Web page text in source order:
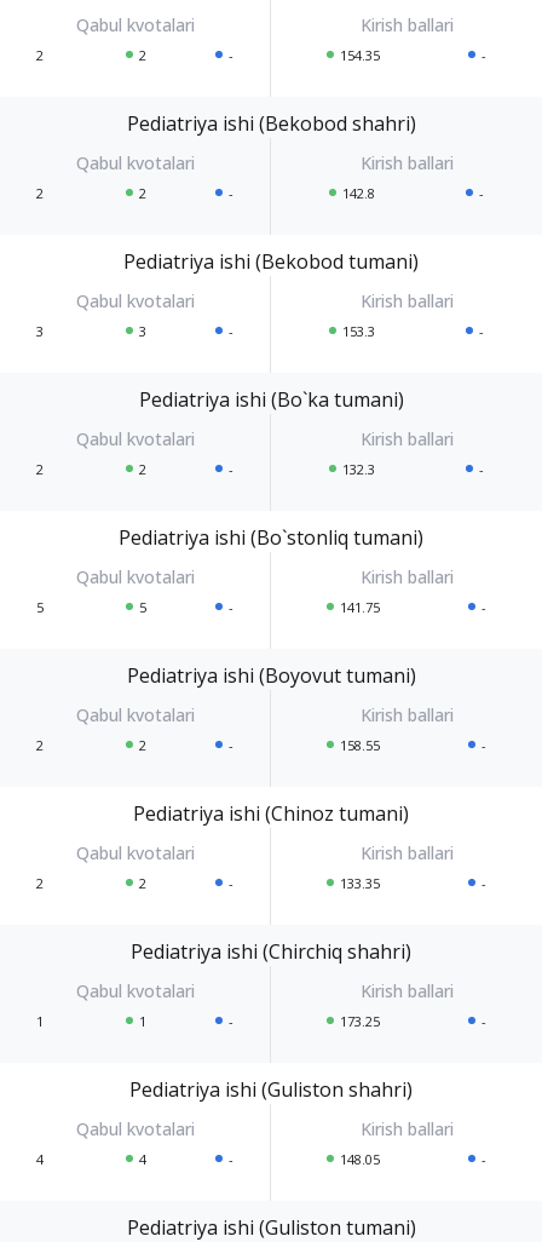
2 2 - 154.35 -
Pediatriya ishi (Bekobod shahri)
2 2 - 142.8 -
Pediatriya ishi (Bekobod tumani)
3 3 - 153.3 -
Pediatriya ishi (Bo`ka tumani)
2 2 - 132.3 -
Pediatriya ishi (Bo`stonliq tumani)
5 5 - 141.75 -
Pediatriya ishi (Boyovut tumani)
2 2 - 158.55 -
Pediatriya ishi (Chinoz tumani)
2 2 - 133.35 -
Pediatriya ishi (Chirchiq shahri)
1 1 - 173.25 -
Pediatriya ishi (Guliston shahri)
4 4 - 148.05 -
Pediatriya ishi (Guliston tumani)